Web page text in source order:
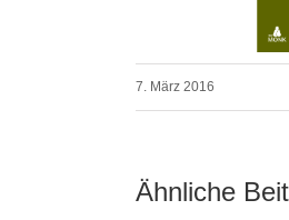
7. März 2016
Ähnliche